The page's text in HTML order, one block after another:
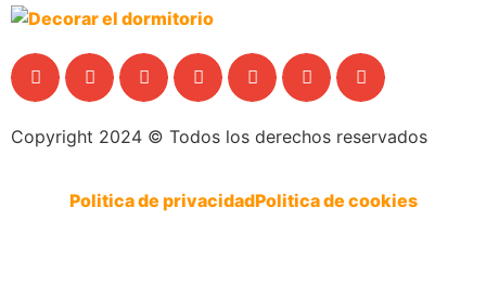
Copyright 2024 © Todos los derechos reservados
Politica de privacidadPolitica de cookies